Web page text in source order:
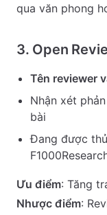
qua văn phong
3. Open
Tên reviewer
Nhận xét
bài
Đang được
Ưu điểm: Tăng
Nhược điểm: